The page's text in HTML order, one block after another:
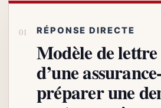
RÉPONSE DIRECTE
Modèle de
d’une
préparer une